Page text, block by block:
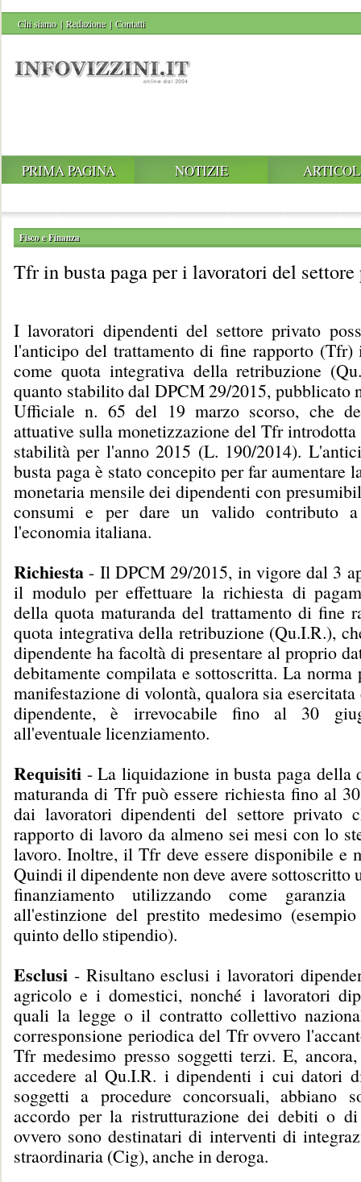
Chi siamo | Redazione | Contatti
PRIMA PAGINA NOTIZIE
Fisco e Finanza
Tfr in busta paga per i lavoratori del
I lavoratori dipendenti del settore privato
l'anticipo del trattamento di fine rapporto (Tfr)
come quota integrativa della retribuzione
quanto stabilito dal DPCM 29/2015, pubblicato
Ufficiale n. 65 del 19 marzo scorso, che
attuative sulla monetizzazione del Tfr
stabilità per l'anno 2015 (L. 190/2014).
busta paga è stato concepito per far aumentare
monetaria mensile dei dipendenti con
consumi e per dare un valido contributo
l'economia italiana.
Richiesta - Il DPCM 29/2015, in vigore dal 3
il modulo per effettuare la richiesta di
della quota maturanda del trattamento di fine
quota integrativa della retribuzione (Qu.I.R.),
dipendente ha facoltà di presentare al proprio
debitamente compilata e sottoscritta. La norma
manifestazione di volontà, qualora sia
dipendente, è irrevocabile fino al 30
all'eventuale licenziamento.
Requisiti - La liquidazione in busta paga della
maturanda di Tfr può essere richiesta fino al
dai lavoratori dipendenti del settore privato
rapporto di lavoro da almeno sei mesi con lo
lavoro. Inoltre, il Tfr deve essere disponibile e
Quindi il dipendente non deve avere sottoscritto
finanziamento utilizzando come
all'estinzione del prestito medesimo
quinto dello stipendio).
Esclusi - Risultano esclusi i lavoratori
agricolo e i domestici, nonché i lavoratori
quali la legge o il contratto collettivo
corresponsione periodica del Tfr ovvero
Tfr medesimo presso soggetti terzi. E,
accedere al Qu.I.R. i dipendenti i cui datori
soggetti a procedure concorsuali, abbiano
accordo per la ristrutturazione dei debiti o di
ovvero sono destinatari di interventi di
straordinaria (Cig), anche in deroga.